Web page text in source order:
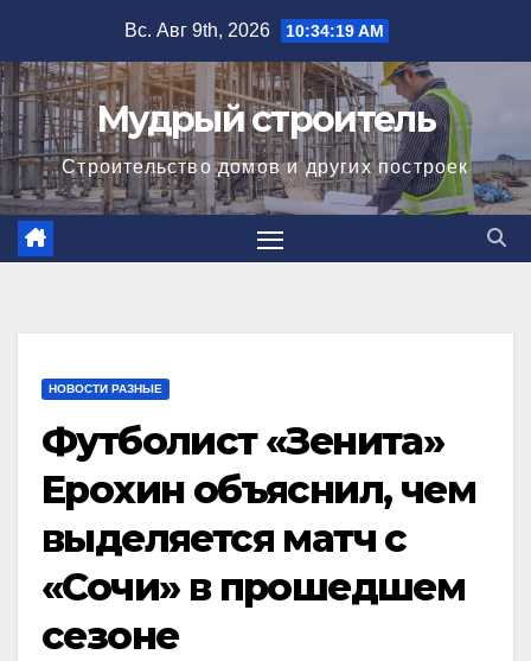
содержимому
Вс. Авг 9th, 2026 10:34:19 AM
Мудрый строитель
Строительство домов и других построек
НОВОСТИ РАЗНЫЕ
Футболист «Зенита»
Ерохин объяснил, чем
выделяется матч с
«Сочи» в прошедшем
сезоне